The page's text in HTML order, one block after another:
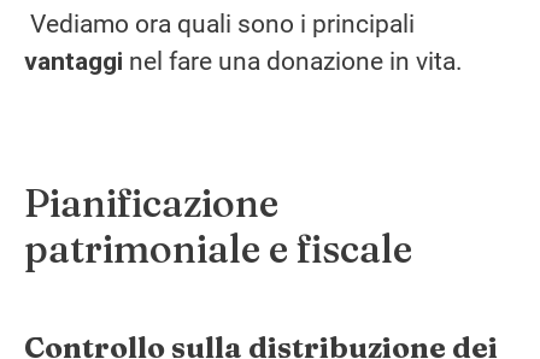
Vediamo ora quali sono i principali
vantaggi nel fare una donazione in vita.
Pianificazione
patrimoniale e fiscale
Controllo sulla distribuzione dei